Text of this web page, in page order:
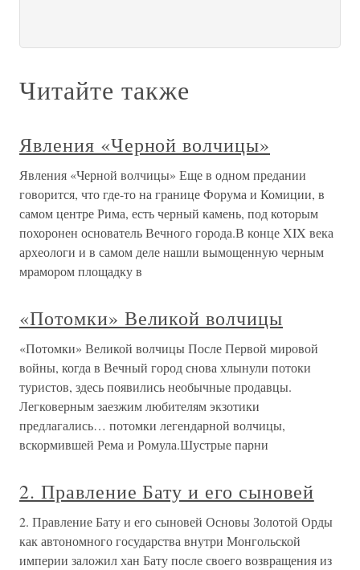
Читайте также
Явления «Черной волчицы»
Явления «Черной волчицы» Еще в одном предании
говорится, что где-то на границе Форума и Комиции, в
самом центре Рима, есть черный камень, под которым
похоронен основатель Вечного города.В конце XIX века
археологи и в самом деле нашли вымощенную черным
мрамором площадку в
«Потомки» Великой волчицы
«Потомки» Великой волчицы После Первой мировой
войны, когда в Вечный город снова хлынули потоки
туристов, здесь появились необычные продавцы.
Легковерным заезжим любителям экзотики
предлагались… потомки легендарной волчицы,
вскормившей Рема и Ромула.Шустрые парни
2. Правление Бату и его сыновей
2. Правление Бату и его сыновей Основы Золотой Орды
как автономного государства внутри Монгольской
империи заложил хан Бату после своего возвращения из